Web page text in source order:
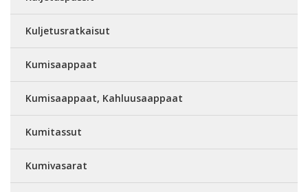
Kuljetusratkaisut
Kumisaappaat
Kumisaappaat, Kahluusaappaat
Kumitassut
Kumivasarat